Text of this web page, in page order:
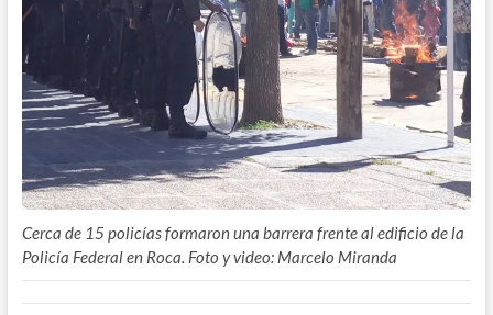
Cerca de 15 policías formaron una barrera frente al edificio de la
Policía Federal en Roca. Foto y video: Marcelo Miranda